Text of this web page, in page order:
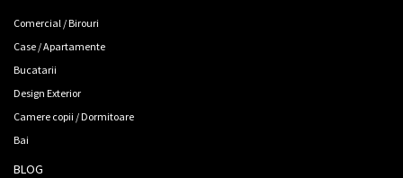
Comercial / Birouri
Case / Apartamente
Bucatarii
Design Exterior
Camere copii / Dormitoare
Bai
BLOG